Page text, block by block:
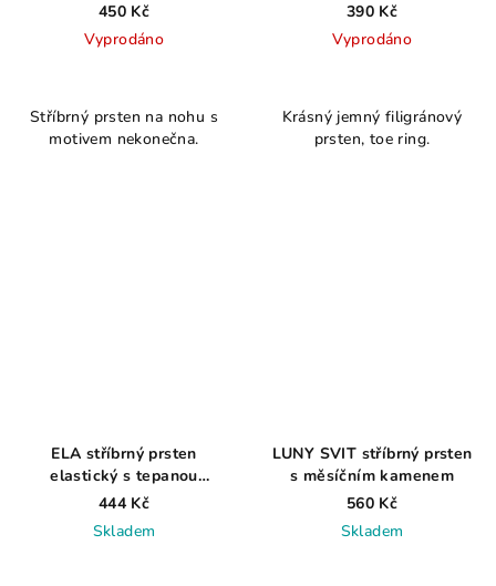
450 Kč
Vyprodáno
produktu
je
Stříbrný prsten na nohu s
motivem nekonečna.
390 Kč
Vyprodáno
produktu
je
Krásný jemný filigránový
prsten, toe ring.
ELA stříbrný prsten
elastický s tepanou
placičkou AG 925 ≤ 0,7 g
444 Kč
Skladem
LUNY SVIT stříbrný prsten
s měsíčním kamenem
560 Kč
Skladem